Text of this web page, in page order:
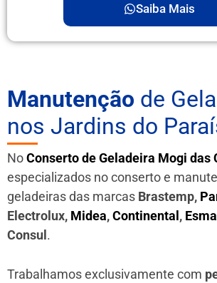
Saiba Mais
Manutenção de
nos Jardins do
NoConserto de Geladeira Mogi das
especializados no conserto e
geladeiras das marcas Brastemp,
Electrolux, Midea,Continental,
Consul.
Trabalhamos exclusivamente com